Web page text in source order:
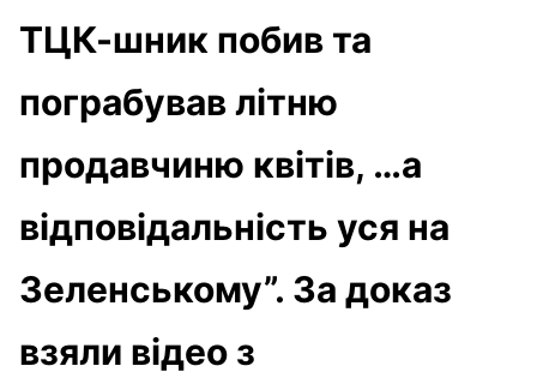
ТЦК-шник побив та
пограбував літню
продавчиню квітів, …а
відповідальність уся на
Зеленському”. За доказ
взяли відео з